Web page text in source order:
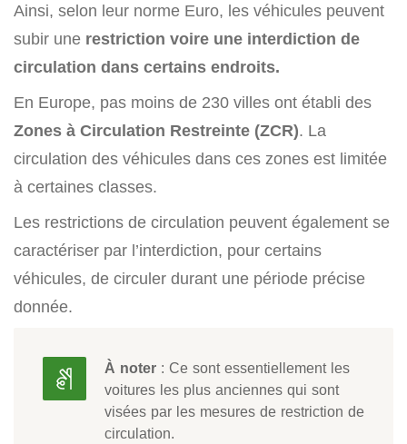
Ainsi, selon leur norme Euro, les véhicules peuvent
subir une restriction voire une interdiction de
circulation dans certains endroits.
En Europe, pas moins de 230 villes ont établi des
Zones à Circulation Restreinte (ZCR). La
circulation des véhicules dans ces zones est limitée
à certaines classes.
Les restrictions de circulation peuvent également se
caractériser par l’interdiction, pour certains
véhicules, de circuler durant une période précise
donnée.
À noter : Ce sont essentiellement les
voitures les plus anciennes qui sont
visées par les mesures de restriction de
circulation.